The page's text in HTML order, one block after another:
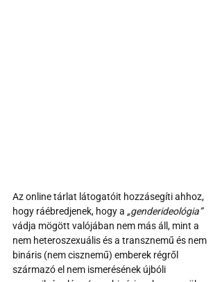
Az online tárlat látogatóit hozzásegíti ahhoz,
hogy ráébredjenek, hogy a „genderideológia”
vádja mögött valójában nem más áll, mint a
nem heteroszexuális és a transznemű és nem
bináris (nem cisznemű) emberek régről
származó el nem ismerésének újbóli